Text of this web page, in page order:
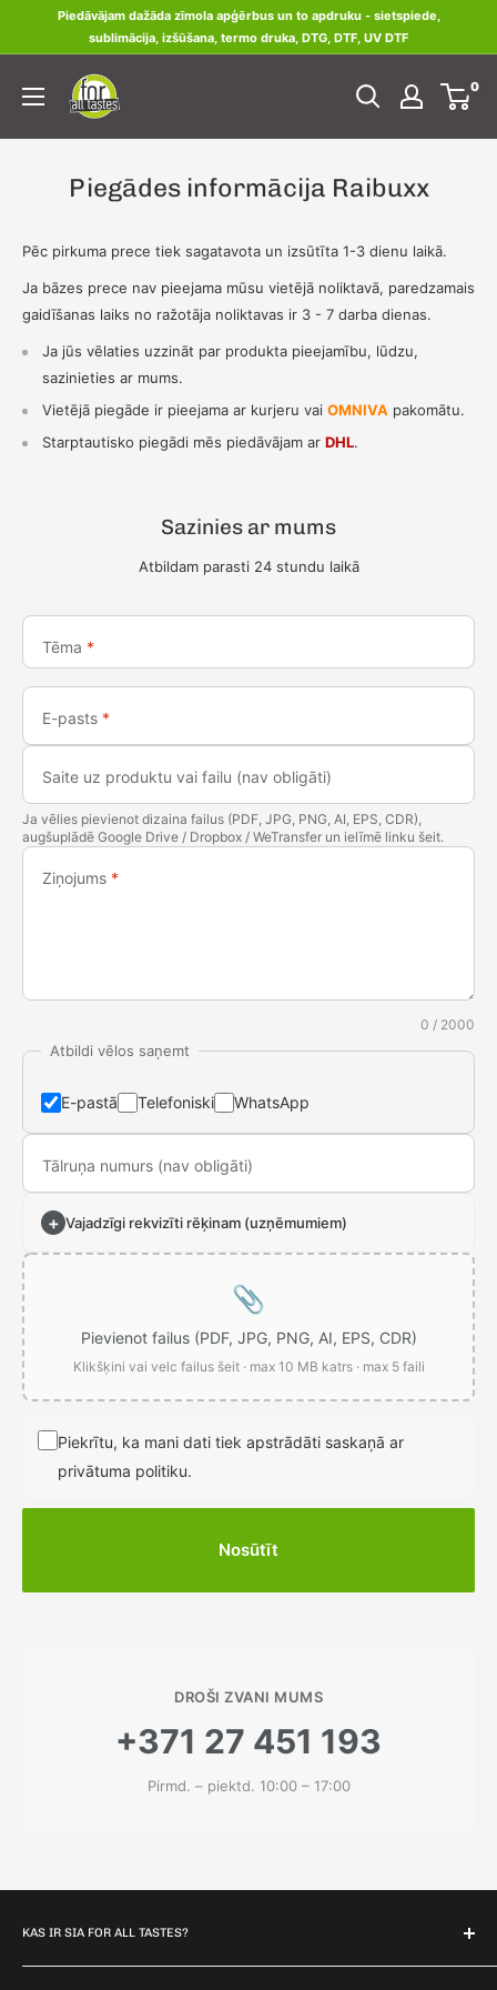
Piedāvājam dažāda zīmola apģērbus un to apdruku - sietspiede,
sublimācija, izšūšana, termo druka, DTG, DTF, UV DTF
foralltastes.lv 0
Piegādes informācija Raibuxx
Pēc pirkuma prece tiek sagatavota un izsūtīta 1-3 dienu laikā.
Ja bāzes prece nav pieejama mūsu vietējā noliktavā, paredzamais
gaidīšanas laiks no ražotāja noliktavas ir 3 - 7 darba dienas.
Ja jūs vēlaties uzzināt par produkta pieejamību, lūdzu,
sazinieties ar mums.
Vietējā piegāde ir pieejama ar kurjeru vai OMNIVA pakomātu.
Starptautisko piegādi mēs piedāvājam ar DHL.
Sazinies ar mums
Atbildam parasti 24 stundu laikā
Tēma *
E-pasts *
Saite uz produktu vai failu (nav obligāti)
Ja vēlies pievienot dizaina failus (PDF, JPG, PNG, AI, EPS, CDR),
augšuplādē Google Drive / Dropbox / WeTransfer un ielīmē linku šeit.
Ziņojums *
0 / 2000
Atbildi vēlos saņemt
E-pastā Telefoniski WhatsApp
Tālruņa numurs (nav obligāti)
+ Vajadzīgi rekvizīti rēķinam (uzņēmumiem)
📎
Pievienot failus (PDF, JPG, PNG, AI, EPS, CDR)
Klikšķini vai velc failus šeit · max 10 MB katrs · max 5 faili
Piekrītu, ka mani dati tiek apstrādāti saskaņā ar
privātuma politiku.
Nosūtīt
DROŠI ZVANI MUMS
+371 27 451 193
Pirmd. – piektd. 10:00 – 17:00
KAS IR SIA FOR ALL TASTES?